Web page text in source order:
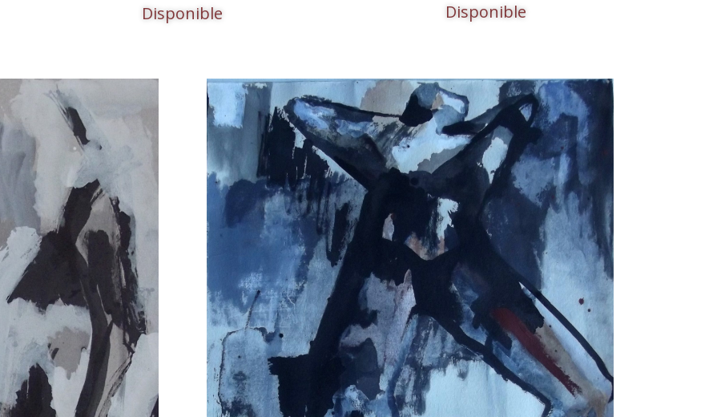
Disponible Disponible